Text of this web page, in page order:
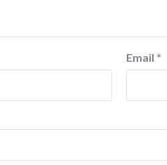
Email *